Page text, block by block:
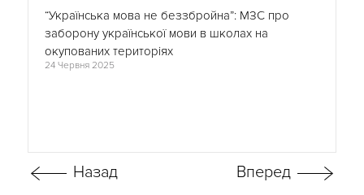
24 Червня 2025
“Українська мова не беззбройна”: МЗС про
заборону української мови в школах на
окупованих територіях